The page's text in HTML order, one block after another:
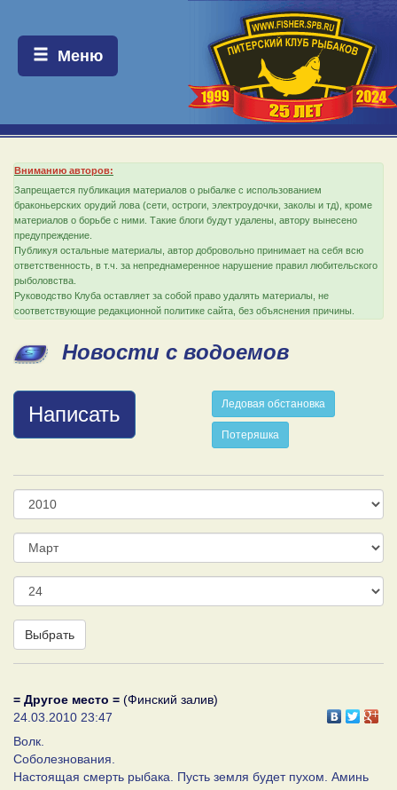
Меню:
Меню
Вниманию авторов:
Запрещается публикация материалов о рыбалке с использованием
браконьерских орудий лова (сети, остроги, электроудочки, заколы и тд), кроме
материалов о борьбе с ними. Такие блоги будут удалены, автору вынесено
предупреждение.
Публикуя остальные материалы, автор добровольно принимает на себя всю
ответственность, в т.ч. за непреднамеренное нарушение правил любительского
рыболовства.
Руководство Клуба оставляет за собой право удалять материалы, не
соответствующие редакционной политике сайта, без объяснения причины.
Новости с водоемов
Написать Ледовая обстановка
Потеряшка
Год
Месяц
День
Выбрать
= Другое место = (Финский залив)
24.03.2010 23:47
Волк.
Соболезнования.
Настоящая смерть рыбака. Пусть земля будет пухом. Аминь